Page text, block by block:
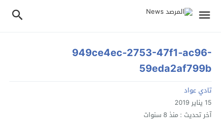
949ce4ec-2753-47f1-ac96-
59eda2af799b
تادي عواد
15 يناير 2019
آخر تحديث : منذ 8 سنوات